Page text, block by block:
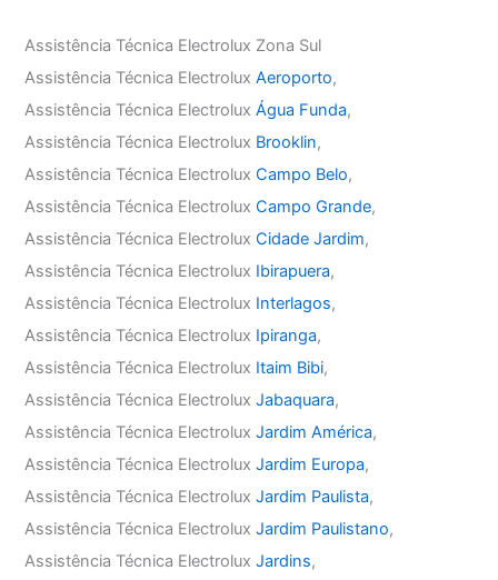
Assistência Técnica Electrolux Zona Sul
Assistência Técnica ElectroluxAeroporto,
Assistência Técnica ElectroluxÁgua Funda,
Assistência Técnica Electrolux Brooklin,
Assistência Técnica ElectroluxCampo Belo,
Assistência Técnica ElectroluxCampo Grande,
Assistência Técnica ElectroluxCidade Jardim,
Assistência Técnica Electrolux Ibirapuera,
Assistência Técnica Electrolux Interlagos,
Assistência Técnica Electrolux Ipiranga,
Assistência Técnica Electrolux Itaim Bibi,
Assistência Técnica ElectroluxJabaquara,
Assistência Técnica ElectroluxJardim América,
Assistência Técnica ElectroluxJardim Europa,
Assistência Técnica ElectroluxJardim Paulista,
Assistência Técnica ElectroluxJardim Paulistano,
Assistência Técnica ElectroluxJardins,